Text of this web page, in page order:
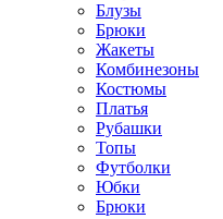
Блузы
Брюки
Жакеты
Комбинезоны
Костюмы
Платья
Рубашки
Топы
Футболки
Юбки
Брюки